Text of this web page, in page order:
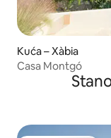
Kuća – Xàbia
Casa Montgó